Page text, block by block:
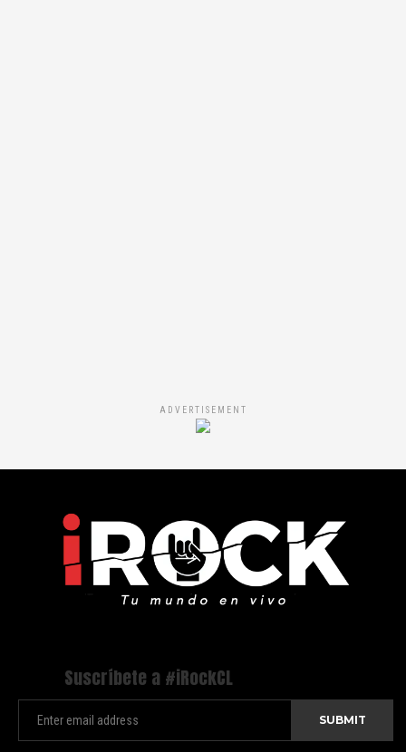
ADVERTISEMENT
Suscríbete a #iRockCL